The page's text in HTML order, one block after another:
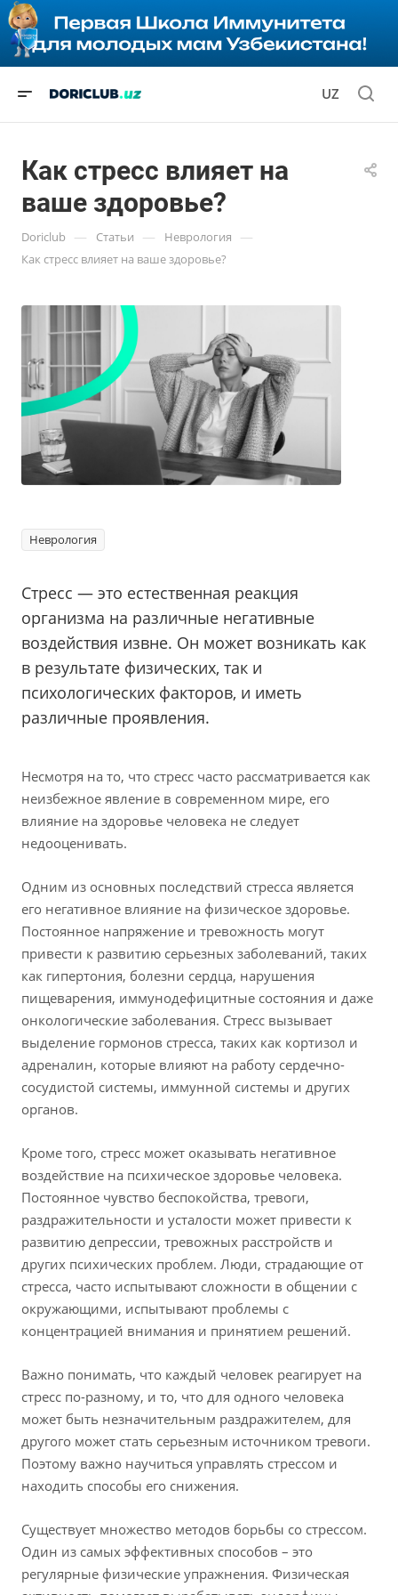
UZ
Как стресс влияет на
ваше здоровье?
Doriclub — Статьи — Неврология —
Как стресс влияет на ваше здоровье?
Неврология
Стресс — это естественная реакция
организма на различные негативные
воздействия извне. Он может возникать как
в результате физических, так и
психологических факторов, и иметь
различные проявления.
Несмотря на то, что стресс часто рассматривается как
неизбежное явление в современном мире, его
влияние на здоровье человека не следует
недооценивать.
Одним из основных последствий стресса является
его негативное влияние на физическое здоровье.
Постоянное напряжение и тревожность могут
привести к развитию серьезных заболеваний, таких
как гипертония, болезни сердца, нарушения
пищеварения, иммунодефицитные состояния и даже
онкологические заболевания. Стресс вызывает
выделение гормонов стресса, таких как кортизол и
адреналин, которые влияют на работу сердечно-
сосудистой системы, иммунной системы и других
органов.
Кроме того, стресс может оказывать негативное
воздействие на психическое здоровье человека.
Постоянное чувство беспокойства, тревоги,
раздражительности и усталости может привести к
развитию депрессии, тревожных расстройств и
других психических проблем. Люди, страдающие от
стресса, часто испытывают сложности в общении с
окружающими, испытывают проблемы с
концентрацией внимания и принятием решений.
Важно понимать, что каждый человек реагирует на
стресс по-разному, и то, что для одного человека
может быть незначительным раздражителем, для
другого может стать серьезным источником тревоги.
Поэтому важно научиться управлять стрессом и
находить способы его снижения.
Существует множество методов борьбы со стрессом.
Один из самых эффективных способов – это
регулярные физические упражнения. Физическая